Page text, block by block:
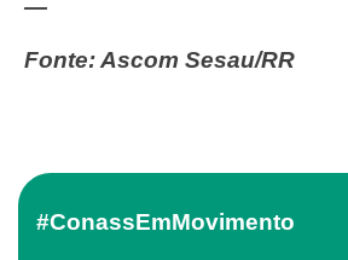
—
Fonte: Ascom Sesau/RR
#ConassEmMovimento